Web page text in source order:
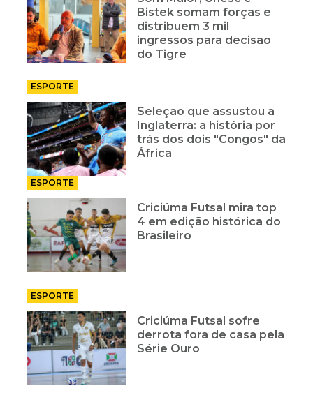
Bistek somam forças e
distribuem 3 mil
ingressos para decisão
do Tigre
ESPORTE
Seleção que assustou a
Inglaterra: a história por
trás dos dois "Congos" da
África
ESPORTE
Criciúma Futsal mira top
4 em edição histórica do
Brasileiro
ESPORTE
Criciúma Futsal sofre
derrota fora de casa pela
Série Ouro